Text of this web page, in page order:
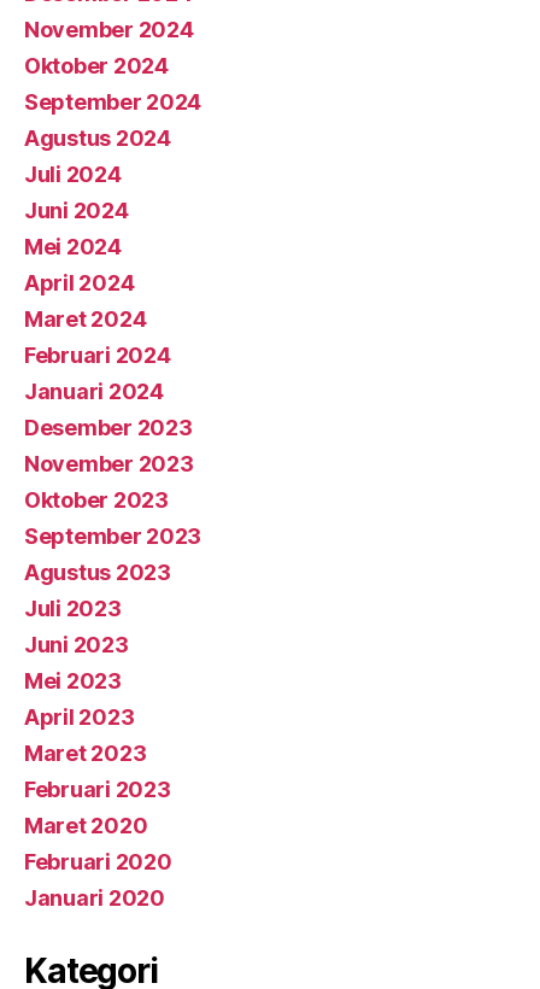
November 2024
Oktober 2024
September 2024
Agustus 2024
Juli 2024
Juni 2024
Mei 2024
April 2024
Maret 2024
Februari 2024
Januari 2024
Desember 2023
November 2023
Oktober 2023
September 2023
Agustus 2023
Juli 2023
Juni 2023
Mei 2023
April 2023
Maret 2023
Februari 2023
Maret 2020
Februari 2020
Januari 2020
Kategori